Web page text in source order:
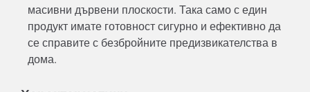
масивни дървени плоскости. Така само с един
продукт имате готовност сигурно и ефективно да
се справите с безбройните предизвикателства в
дома.